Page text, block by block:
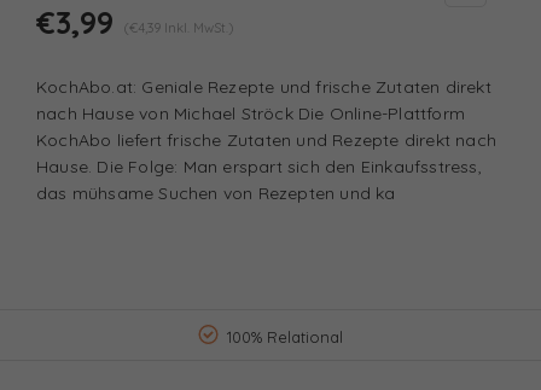
€3,99 (€4,39 Inkl. MwSt.)
KochAbo.at: Geniale Rezepte und frische Zutaten direkt
nach Hause von Michael Ströck Die Online-Plattform
KochAbo liefert frische Zutaten und Rezepte direkt nach
Hause. Die Folge: Man erspart sich den Einkaufsstress,
das mühsame Suchen von Rezepten und ka
100% Relational